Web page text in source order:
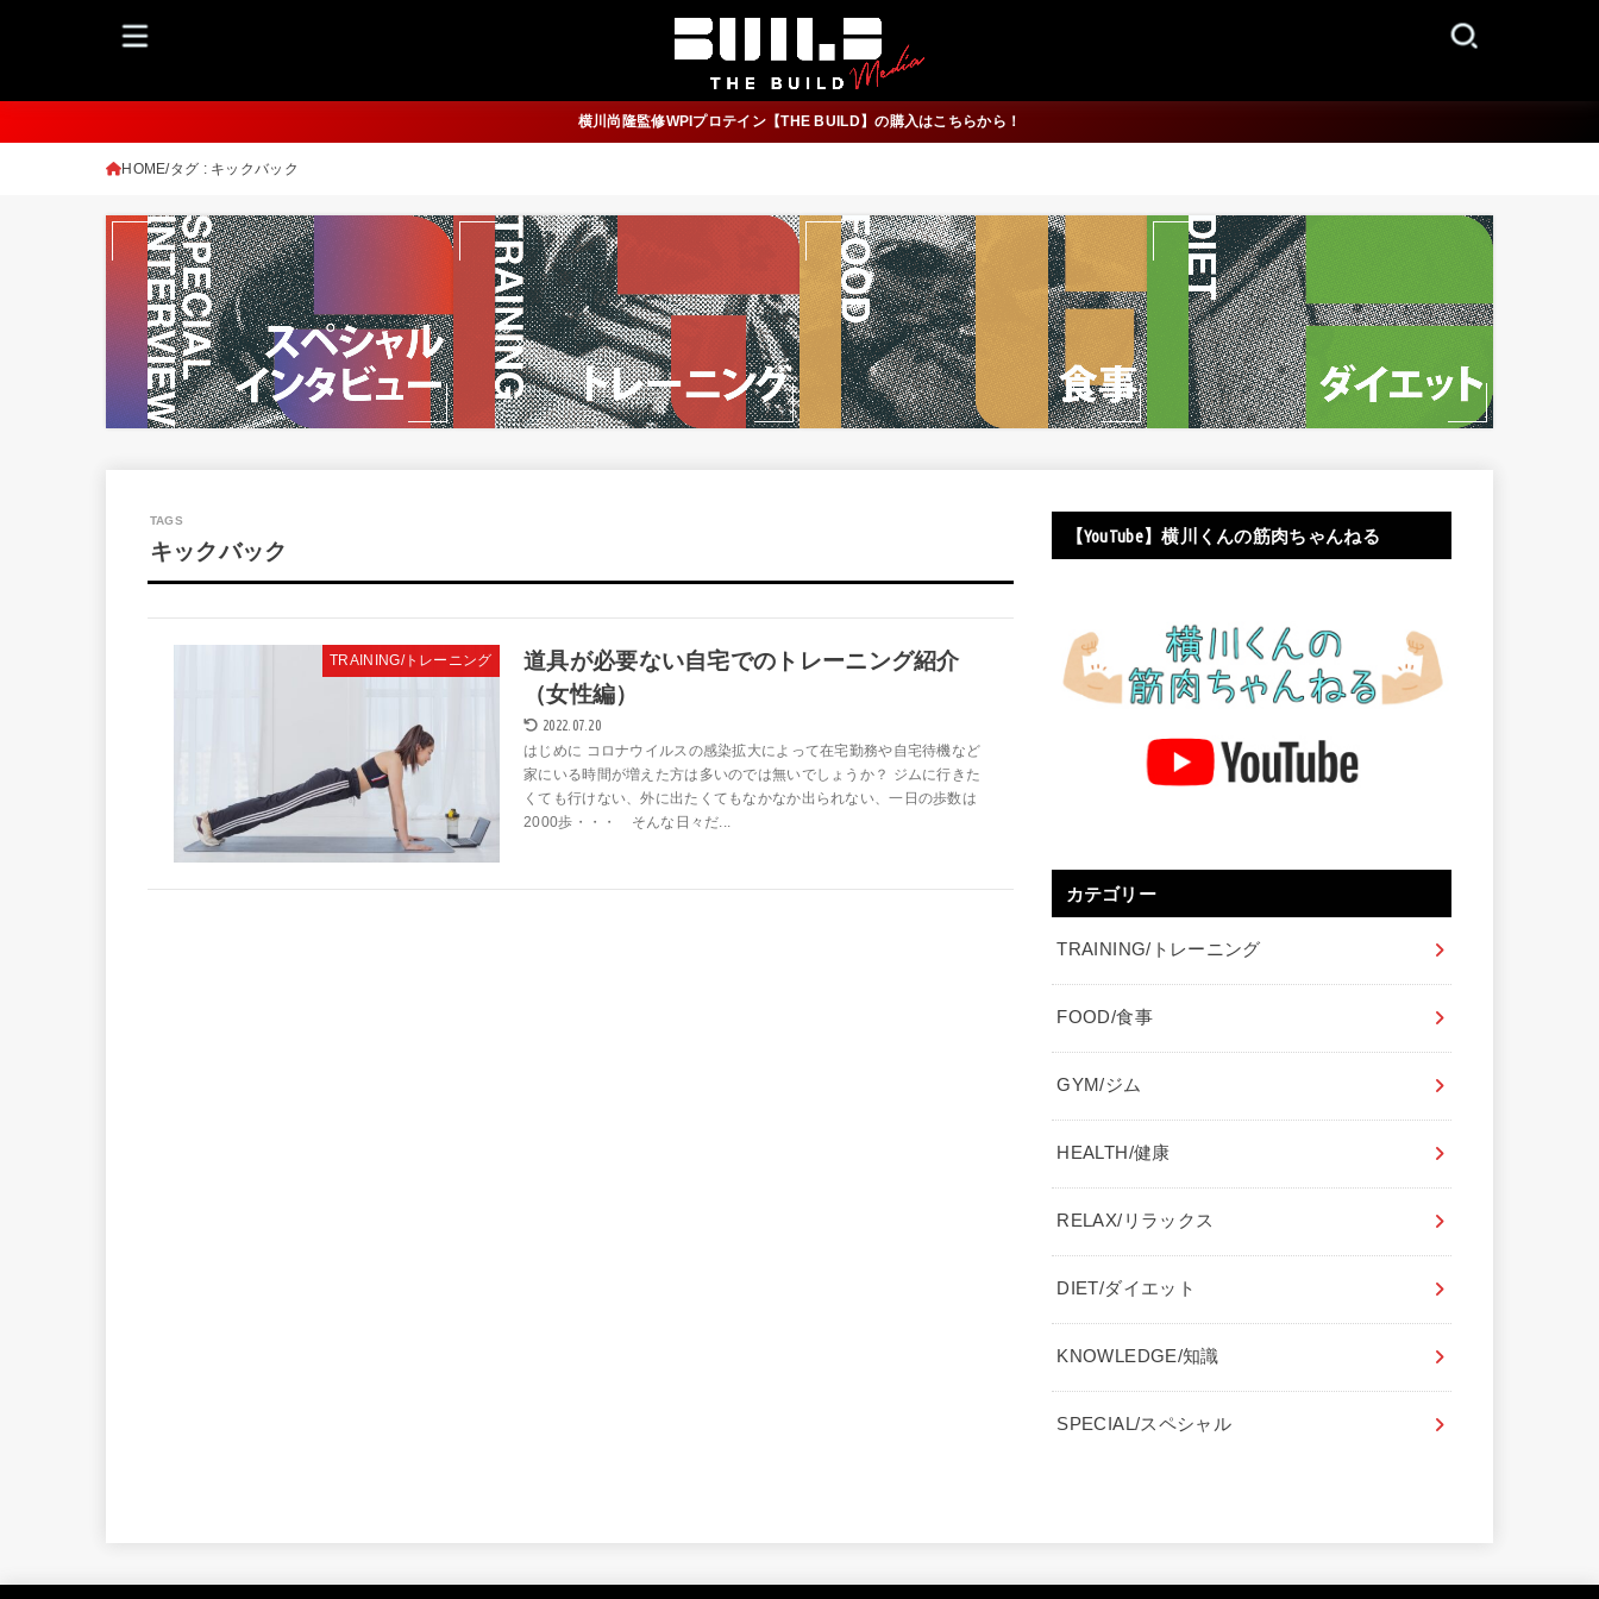
横川尚隆監修WPIプロテイン【THE BUILD】の購入はこちらから！
HOME タグ : キックバック
キックバック
TRAINING/トレーニング
道具が必要ない自宅でのトレーニング紹介
（女性編）
2022.07.20
はじめに コロナウイルスの感染拡大によって在宅勤務や自宅待機など
家にいる時間が増えた方は多いのでは無いでしょうか？ ジムに行きた
くても行けない、外に出たくてもなかなか出られない、一日の歩数は
2000歩・・・ そんな日々だ...
【YouTube】横川くんの筋肉ちゃんねる
カテゴリー
TRAINING/トレーニング
FOOD/食事
GYM/ジム
HEALTH/健康
RELAX/リラックス
DIET/ダイエット
KNOWLEDGE/知識
SPECIAL/スペシャル